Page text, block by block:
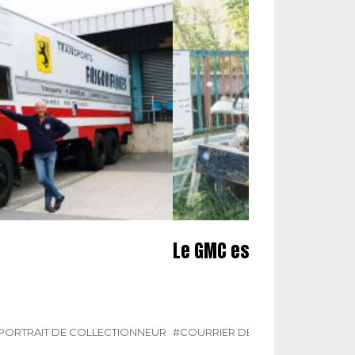
DE COLLECTIONNEUR
Le GMC est à l’abri
#COURRIER DES LECTEURS